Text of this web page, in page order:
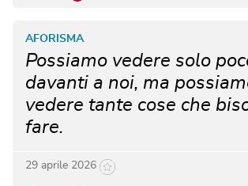
Possiamo vedere solo
davanti a noi, ma
vedere tante cose che
fare.
AFORISMA
29 aprile 2026